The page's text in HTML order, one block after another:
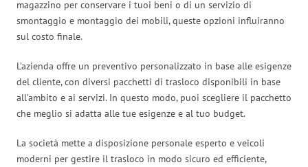
magazzino per conservare i tuoi beni o di un servizio di
smontaggio e montaggio dei mobili, queste opzioni influiranno
sul costo finale.
L’azienda offre un preventivo personalizzato in base alle esigenze
del cliente, con diversi pacchetti di trasloco disponibili in base
all’ambito e ai servizi. In questo modo, puoi scegliere il pacchetto
che meglio si adatta alle tue esigenze e al tuo budget.
La società mette a disposizione personale esperto e veicoli
moderni per gestire il trasloco in modo sicuro ed efficiente,